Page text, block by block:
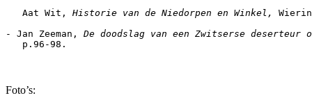
   Aat Wit,
Historie van de Niedorpen en Winkel,
- Jan Zeeman, De doodslag van een Zwitserse deserteur
   p.96-98.
Foto’s: